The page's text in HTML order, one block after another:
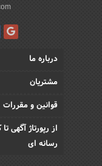
درباره ما
مشتریان
قوانین و مقررات
از رپورتاژ آگهی
رسانه ای